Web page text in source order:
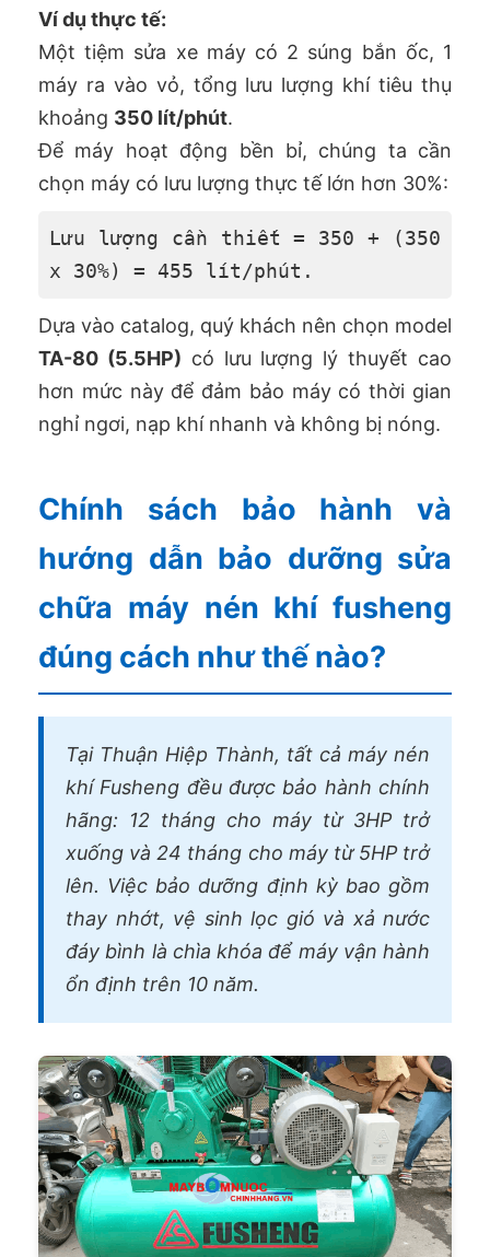
Ví dụ thực tế:
Một tiệm sửa xe máy có 2 súng bắn ốc, 1
máy ra vào vỏ, tổng lưu lượng khí tiêu thụ
khoảng 350 lít/phút.
Để máy hoạt động bền bỉ, chúng ta cần
chọn máy có lưu lượng thực tế lớn hơn 30%:
Lưu lượng cần thiết = 350 + (350
x 30%) = 455 lít/phút.
Dựa vào catalog, quý khách nên chọn model
TA-80 (5.5HP) có lưu lượng lý thuyết cao
hơn mức này để đảm bảo máy có thời gian
nghỉ ngơi, nạp khí nhanh và không bị nóng.
Chính sách bảo hành và
hướng dẫn bảo dưỡng sửa
chữa máy nén khí fusheng
đúng cách như thế nào?
Tại Thuận Hiệp Thành, tất cả máy nén
khí Fusheng đều được bảo hành chính
hãng: 12 tháng cho máy từ 3HP trở
xuống và 24 tháng cho máy từ 5HP trở
lên. Việc bảo dưỡng định kỳ bao gồm
thay nhớt, vệ sinh lọc gió và xả nước
đáy bình là chìa khóa để máy vận hành
ổn định trên 10 năm.